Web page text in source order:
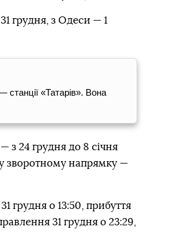
грудня, з Одеси — 1
станції «Татарів». Вона
з 24 грудня до 8 січня
у зворотному напрямку —
грудня о 13:50, прибуття
31 грудня о 23:29,